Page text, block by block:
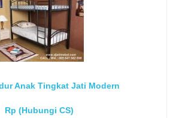
Anak Tingkat Jati Modern
Rp (Hubungi CS)